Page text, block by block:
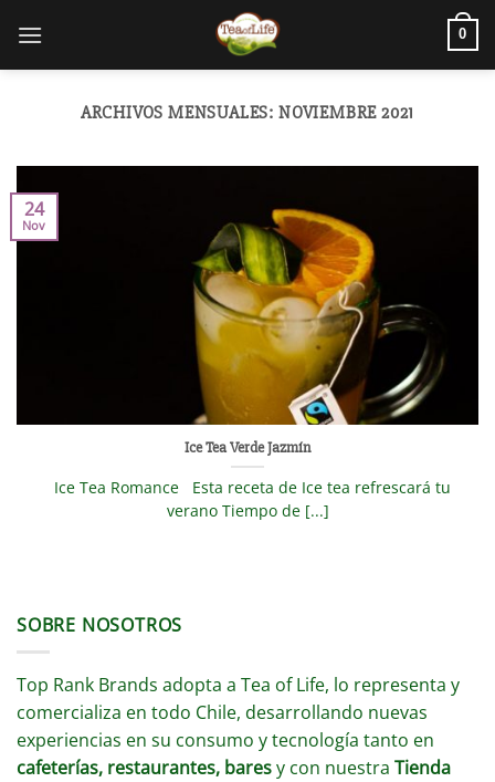
0
ARCHIVOS MENSUALES: NOVIEMBRE 2021
Ice Tea Verde Jazmín
Ice Tea Romance Esta receta de Ice tea refrescará tu
verano Tiempo de [...]
24
Nov
SOBRE NOSOTROS
Top Rank Brands adopta a Tea of Life, lo representa y
comercializa en todo Chile, desarrollando nuevas
experiencias en su consumo y tecnología tanto en
cafeterías, restaurantes, baresy con nuestra Tienda